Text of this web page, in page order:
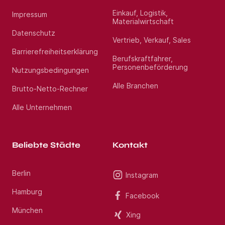
behandelt. Diese Stelle passt nicht ganz zu Ihren
Vorstellungen? Sprechen Sie uns an und teilen Sie
uns ihre Anforderungen mit oder bewerben Sie sich
initiativ. Wir erhalten täglich bundesweit neue
Anfragen von Krankenhäusern, MVZ, Praxen und
sonstigen medizinischen Einrichtungen. Gerne
beraten wir Sie kostenfrei bei der Suche nach
Ihrer Wunschstelle. Wir freuen uns auf Sie!
Standort:Berlin
Impressum
Datenschutz
Barrierefreiheitserklärung
Nutzungsbedingungen
Brutto-Netto-Rechner
Alle Unternehmen
Einkauf, Logistik,
Materialwirtschaft
Vertrieb, Verkauf, Sales
Berufskraftfahrer,
Personenbeförderung
Alle Branchen
Beliebte Städte
Berlin
Hamburg
München
Kontakt
Instagram
Facebook
Xing